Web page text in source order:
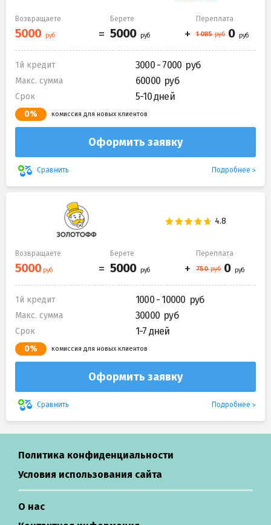
Возвращаете Берете Переплата
1й кредит 3000 - 7000
Макс. сумма 60000
Срок 5-10 дней
0% комиссия для новых клиентов
Оформить заявку
Сравнить Подробнее
Возвращаете Берете Переплата
1й кредит 1000 - 10000
Макс. сумма 30000
Срок 1-7 дней
0% комиссия для новых клиентов
Оформить заявку
Сравнить Подробнее
Политика конфиденциальности
Условия использования сайта
О нас